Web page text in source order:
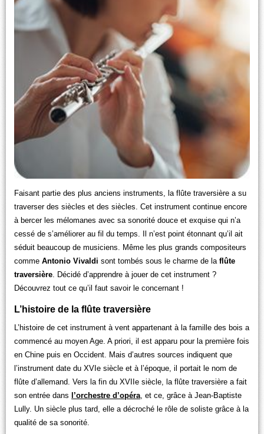
Faisant partie des plus anciens instruments, la flûte traversière a su
traverser des siècles et des siècles. Cet instrument continue encore
à bercer les mélomanes avec sa sonorité douce et exquise qui n’a
cessé de s’améliorer au fil du temps. Il n’est point étonnant qu’il ait
séduit beaucoup de musiciens. Même les plus grands compositeurs
commeAntonio Vivaldi sont tombés sous le charme de laflûte
traversière. Décidé d’apprendre à jouer de cet instrument ?
Découvrez tout ce qu’il faut savoir le concernant !
L’histoire de la flûte traversière
L’histoire de cet instrument à vent appartenant à la famille des bois a
commencé au moyen Age. A priori, il est apparu pour la première fois
en Chine puis en Occident. Mais d’autres sources indiquent que
l’instrument date du XVIe siècle et à l’époque, il portait le nom de
flûte d’allemand. Vers la fin du XVIIe siècle, la flûte traversière a fait
son entrée dans l’orchestre d’opéra, et ce, grâce à Jean-Baptiste
Lully. Un siècle plus tard, elle a décroché le rôle de soliste grâce à la
qualité de sa sonorité.